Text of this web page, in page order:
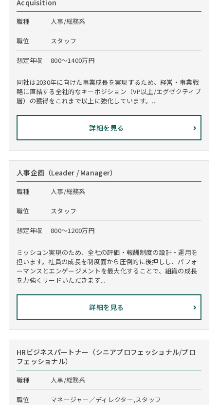
Acquisition
職種 人事/総務系
職位 スタッフ
想定年収 800～1400万円
同社は2030年に向けた事業成長を実現するため、経営・事業戦
略に直結する全社的なキーポジション（VP以上/エグゼクティブ
層）の獲得をこれまで以上に強化しています。...
詳細を見る
人事企画（Leader / Manager）
職種 人事/総務系
職位 スタッフ
想定年収 800～1200万円
ミッション実現のため、全社の評価・報酬制度の設計・運用を
担います。社員の成長を制度面から圧倒的に後押しし、パフォ
ーマンスとエンゲージメントを最大化することで、組織の成長
を力強くリードいただきます...
詳細を見る
HRビジネスパートナー（シニアプロフェッショナル/プロ
フェッショナル）
職種 人事/総務系
職位 マネージャー／ディレクター,スタッフ